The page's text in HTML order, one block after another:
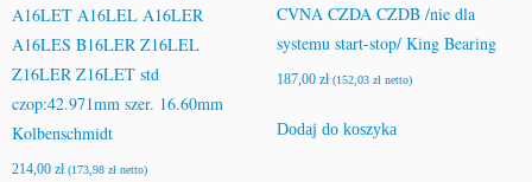
A16LET A16LEL A16LER
A16LES B16LER Z16LEL
Z16LER Z16LET std
czop:42.971mm szer. 16.60mm
Kolbenschmidt
214,00 zł (173,98 zł netto)
CVNA CZDA CZDB /nie dla
systemu start-stop/ King Bearing
187,00 zł (152,03 złnetto)
Dodaj do koszyka